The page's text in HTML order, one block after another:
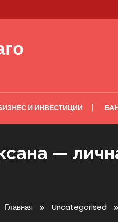
И ИНВЕСТИЦИИ
—
Главная Uncategorised